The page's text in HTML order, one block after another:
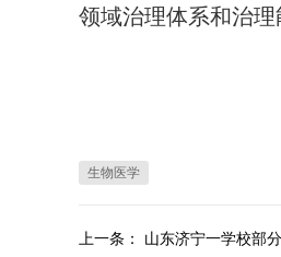
领域治理体系和治理
生物医学
上一条： 山东济宁一学校部